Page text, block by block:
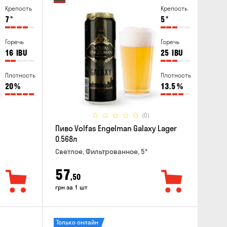
Крепость
7°
Горечь
16 IBU
Плотность
20%
Крепость
5°
Горечь
25 IBU
Плотность
13.5%
(0)
Пиво Volfas Engelman Galaxy Lager
0.568л
Светлое, Фильтрованное, 5°
57,50
грн за 1 шт
Только онлайн